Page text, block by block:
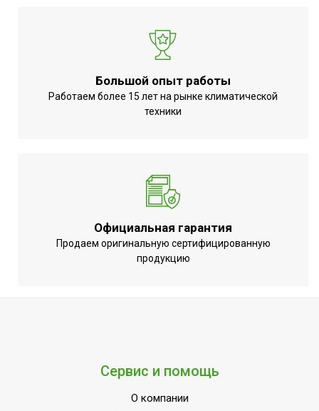
Большой опыт работы
Работаем более 15 лет на рынке климатической
техники
Официальная гарантия
Продаем оригинальную сертифицированную
продукцию
Сервис и помощь
О компании